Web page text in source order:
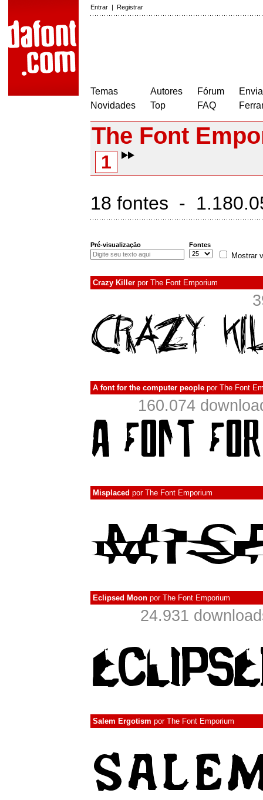
Entrar | Registrar
Temas
Novidades
Autores
Top
Fórum
FAQ
The Font
1
18 fontes -
Pré-visualização Fontes
Mostrar
Crazy Killer por The Font Emporium
A font for the computer people por The Font
160.074
Misplaced por The Font Emporium
Eclipsed Moon por The Font Emporium
24.931
Salem Ergotism por The Font Emporium